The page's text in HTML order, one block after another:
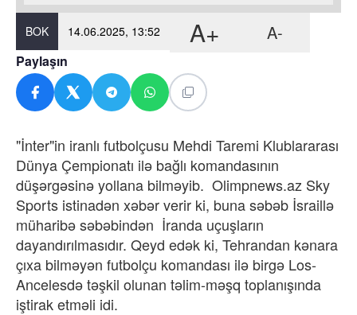
BOK 14.06.2025, 13:52 A+ A-
Paylaşın
"İnter"in iranlı futbolçusu Mehdi Taremi Klublararası
Dünya Çempionatı ilə bağlı komandasının
düşərgəsinə yollana bilməyib. Olimpnews.az Sky
Sports istinadən xəbər verir ki, buna səbəb İsraillə
müharibə səbəbindən İranda uçuşların
dayandırılmasıdır. Qeyd edək ki, Tehrandan kənara
çıxa bilməyən futbolçu komandası ilə birgə Los-
Ancelesdə təşkil olunan təlim-məşq toplanışında
iştirak etməli idi.